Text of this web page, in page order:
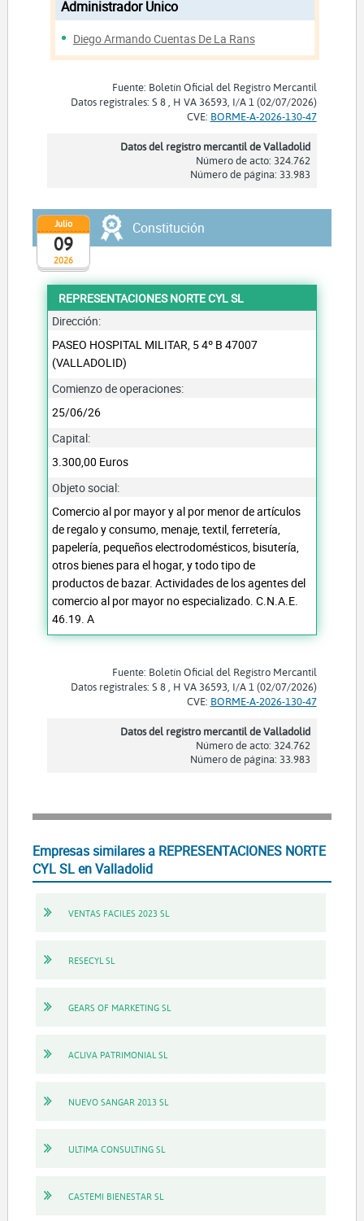
Administrador Unico
Diego Armando Cuentas De La Rans
Fuente: Boletín Oficial del Registro Mercantil
Datos registrales: S 8 , H VA 36593, I/A 1 (02/07/2026)
CVE: BORME-A-2026-130-47
Datos del registro mercantil de Valladolid
Número de acto: 324.762
Número de página: 33.983
2026
Julio
09
Constitución
REPRESENTACIONES NORTE CYL SL
Dirección:
PASEO HOSPITAL MILITAR, 5 4º B 47007
(VALLADOLID)
Comienzo de operaciones:
25/06/26
Capital:
3.300,00 Euros
Objeto social:
Comercio al por mayor y al por menor de artículos
de regalo y consumo, menaje, textil, ferretería,
papelería, pequeños electrodomésticos, bisutería,
otros bienes para el hogar, y todo tipo de
productos de bazar. Actividades de los agentes del
comercio al por mayor no especializado. C.N.A.E.
46.19. A
Fuente: Boletín Oficial del Registro Mercantil
Datos registrales: S 8 , H VA 36593, I/A 1 (02/07/2026)
CVE: BORME-A-2026-130-47
Datos del registro mercantil de Valladolid
Número de acto: 324.762
Número de página: 33.983
Empresas similares a REPRESENTACIONES NORTE
CYL SL en Valladolid
VENTAS FACILES 2023 SL
RESECYL SL
GEARS OF MARKETING SL
ACLIVA PATRIMONIAL SL
NUEVO SANGAR 2013 SL
ULTIMA CONSULTING SL
CASTEMI BIENESTAR SL